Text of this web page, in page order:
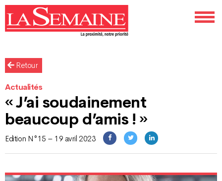
Retour
Actualités
« J’ai soudainement
beaucoup d’amis ! »
Edition N°15 – 19 avril 2023